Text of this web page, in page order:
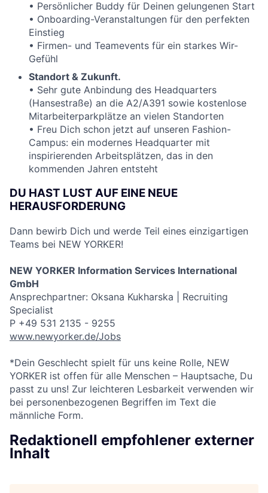
• Persönlicher Buddy für Deinen gelungenen Start
• Onboarding-Veranstaltungen für den perfekten
Einstieg
• Firmen- und Teamevents für ein starkes Wir-
Gefühl
Standort & Zukunft.
• Sehr gute Anbindung des Headquarters
(Hansestraße) an die A2/A391 sowie kostenlose
Mitarbeiterparkplätze an vielen Standorten
• Freu Dich schon jetzt auf unseren Fashion-
Campus: ein modernes Headquarter mit
inspirierenden Arbeitsplätzen, das in den
kommenden Jahren entsteht
DU HAST LUST AUF EINE NEUE
HERAUSFORDERUNG
Dann bewirb Dich und werde Teil eines einzigartigen
Teams bei NEW YORKER!
NEW YORKER Information Services International
GmbH
Ansprechpartner: Oksana Kukharska | Recruiting
Specialist
P +49 531 2135 - 9255
www.newyorker.de/Jobs
*Dein Geschlecht spielt für uns keine Rolle, NEW
YORKER ist offen für alle Menschen – Hauptsache, Du
passt zu uns! Zur leichteren Lesbarkeit verwenden wir
bei personenbezogenen Begriffen im Text die
männliche Form.
Redaktionell empfohlener externer
Inhalt